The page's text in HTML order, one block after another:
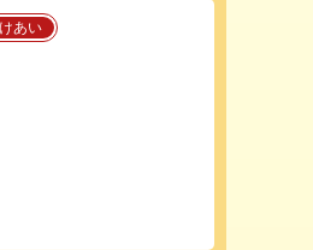
あい
～11:30